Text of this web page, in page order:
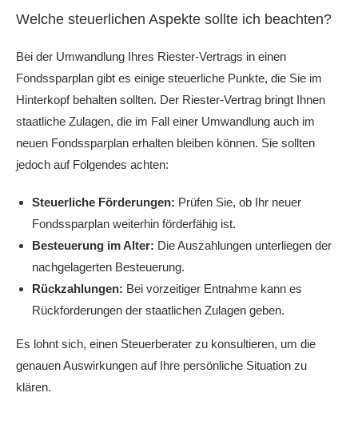
Welche steuerlichen Aspekte sollte ich beachten?
Bei der Umwandlung Ihres Riester-Vertrags in einen
Fondssparplan gibt es einige steuerliche Punkte, die Sie im
Hinterkopf behalten sollten. Der Riester-Vertrag bringt Ihnen
staatliche Zulagen, die im Fall einer Umwandlung auch im
neuen Fondssparplan erhalten bleiben können. Sie sollten
jedoch auf Folgendes achten:
Steuerliche Förderungen: Prüfen Sie, ob Ihr neuer
Fondssparplan weiterhin förderfähig ist.
Besteuerung im Alter: Die Auszahlungen unterliegen der
nachgelagerten Besteuerung.
Rückzahlungen: Bei vorzeitiger Entnahme kann es
Rückforderungen der staatlichen Zulagen geben.
Es lohnt sich, einen Steuerberater zu konsultieren, um die
genauen Auswirkungen auf Ihre persönliche Situation zu
klären.